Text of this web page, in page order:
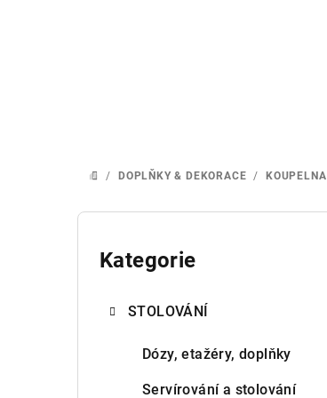
DOMŮ
/ DOPLŇKY & DEKORACE / KOUPELNA
P
Přeskočit
Kategorie
STOLOVÁNÍ
Dózy, etažéry, doplňky
Servírování a stolování